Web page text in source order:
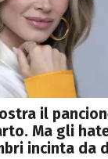
il
Ma gli
incinta da